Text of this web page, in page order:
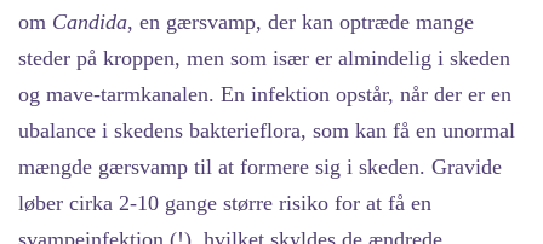
om Candida, en gærsvamp, der kan optræde mange
steder på kroppen, men som især er almindelig i skeden
og mave-tarmkanalen. En infektion opstår, når der er en
ubalance i skedens bakterieflora, som kan få en unormal
mængde gærsvamp til at formere sig i skeden. Gravide
løber cirka 2-10 gange større risiko for at få en
svampeinfektion (!), hvilket skyldes de ændrede